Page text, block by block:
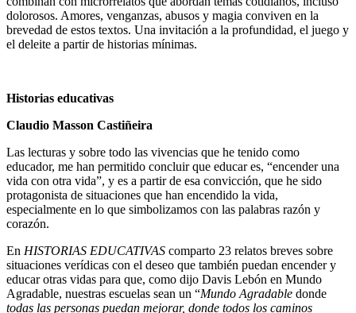
dolorosos. Amores, venganzas, abusos y magia conviven en la
brevedad de estos textos. Una invitación a la profundidad, el juego y
el deleite a partir de historias mínimas.
Historias educativas
Claudio Masson Castiñeira
Las lecturas y sobre todo las vivencias que he tenido como
educador, me han permitido concluir que educar es, “encender una
vida con otra vida”, y es a partir de esa convicción, que he sido
protagonista de situaciones que han encendido la vida,
especialmente en lo que simbolizamos con las palabras razón y
corazón.
En HISTORIAS EDUCATIVAS comparto 23 relatos breves sobre
situaciones verídicas con el deseo que también puedan encender y
educar otras vidas para que, como dijo Davis Lebón en Mundo
Agradable, nuestras escuelas sean un “Mundo Agradable donde
todas las personas puedan mejorar, donde todos los caminos